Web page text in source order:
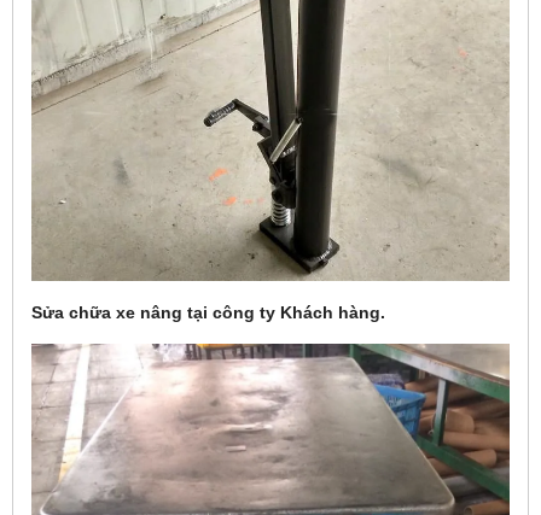
Sửa chữa xe nâng tại công ty Khách hàng.